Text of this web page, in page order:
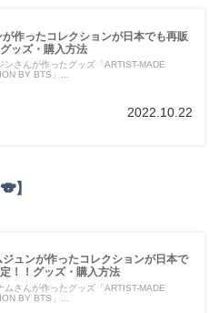
作ったコレクションが日本でも再販
ッズ・購入方法
ンさんが作ったグッズ「ARTIST-MADE
BY BTS」...
2022.10.22
】
ジュンが作ったコレクションが日本で
！！グッズ・購入方法
ムさんが作ったグッズ「ARTIST-MADE
BY BTS」...